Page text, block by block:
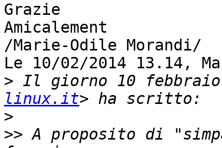
Grazie
Amicalement
/Marie-Odile Morandi/
Le 10/02/2014 13.14,
> Il giorno 10 febbraio
linux.it
>
>> A proposito di